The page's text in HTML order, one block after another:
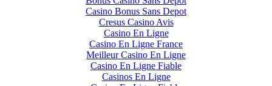
Casino Bonus Sans Depot
Cresus Casino Avis
Casino En Ligne
Casino En Ligne France
Meilleur Casino En Ligne
Casino En Ligne Fiable
Casinos En Ligne